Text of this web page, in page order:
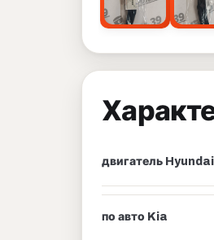
двигатель
по авто Kia